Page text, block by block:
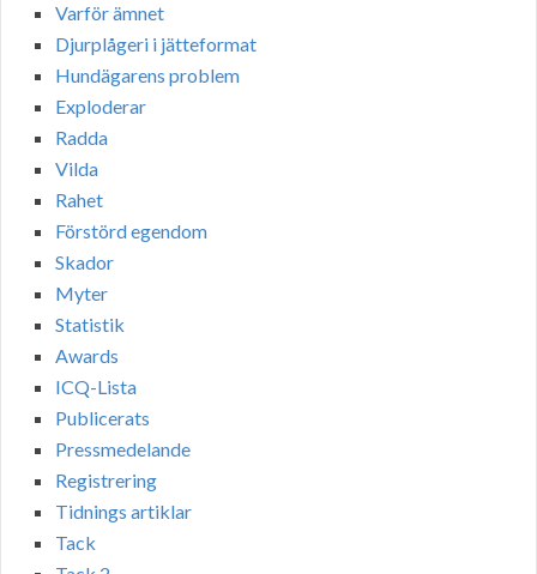
Varför ämnet
Djurplågeri i jätteformat
Hundägarens problem
Exploderar
Radda
Vilda
Rahet
Förstörd egendom
Skador
Myter
Statistik
Awards
ICQ-Lista
Publicerats
Pressmedelande
Registrering
Tidnings artiklar
Tack